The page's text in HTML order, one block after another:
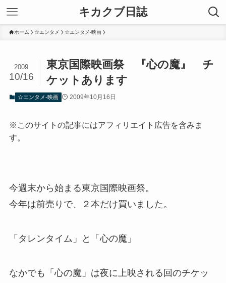
キカクブ日誌
ホーム ☆エンタメ ☆エンタメ-映画
東京国際映画祭 『心の魔』 チ
ケットあります
2009
10/16
☆エンタメ-映画 2009年10月16日
※このサイトの記事にはアフィリエイト広告を含みま
す。
今週末から始まる東京国際映画祭。
今年は前売りで、２本だけ買いました。
「タレンタイム」と「心の魔」
なかでも「心の魔」は夜に上映される回のチケッ